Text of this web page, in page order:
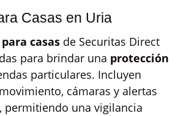
Casas en Uria
casas de Securitas Direct
para brindar una protección
particulares. Incluyen
cámaras y alertas
permitiendo una vigilancia